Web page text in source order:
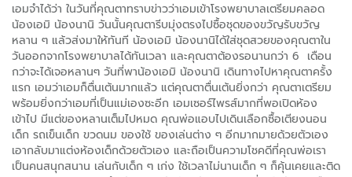
เอมจำได้ว่า ในวันที่คุณตาทราบข่าวว่าเอมเข้าโรงพยาบาลเตรียมคลอด
น้องเอมิ น้องนานิ วันนั้นคุณตารีบมุ่งตรงไปซื้อชุดของขวัญรับขวัญ
หลาน ๆ แล้วส่งมาให้ทันที น้องเอมิ น้องนานิได้ใส่ชุดสวยของคุณตาใน
วันออกจากโรงพยาบาลได้ทันเวลา และคุณตาต้องรอนานกว่า 6 เดือน
กว่าจะได้เจอหลานๆ วันที่พาน้องเอมิ น้องนานิ เดินทางไปหาคุณตาครั้ง
แรก เอมว่าเอมก็ตื่นเต้นมากแล้ว แต่คุณตาตื่นเต้นยิ่งกว่า คุณตาเตรียม
พร้อมยิ่งกว่าเอมที่เป็นแม่เองซะอีก เอมเซอร์ไพรส์มากที่พอเปิดห้อง
เข้าไป มีแต่ของหลานเต็มไปหมด คุณพ่อแอบไปเดินเลือกซื้อเตียงนอน
เด็ก รถเข็นเด็ก ขวดนม ของใช้ ของเล่นต่าง ๆ อีกมากมายด้วยตัวเอง
เอากลับมาแต่งห้องเด็กด้วยตัวเอง และถือเป็นความโชคดีที่คุณพ่อเรา
เป็นคนสนุกสนาน เล่นกับเด็ก ๆ เก่ง ใช้เวลาไม่นานเด็ก ๆ ก็คุ้นเคยและติด